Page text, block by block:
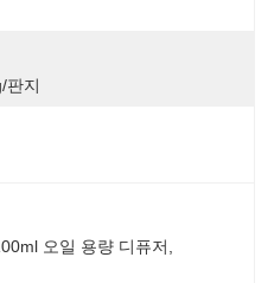
판지
오일 용량 디퓨저